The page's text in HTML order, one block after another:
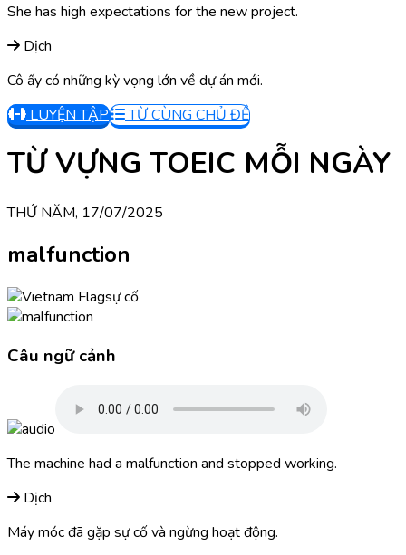
She has high expectations for the new project.
Dịch
Cô ấy có những kỳ vọng lớn về dự án mới.
LUYỆN TẬP
TỪ CÙNG CHỦ ĐỀ
TỪ VỰNG TOEIC MỖI NGÀY
THỨ NĂM, 17/07/2025
malfunction
sự cố
Câu ngữ cảnh
The machine had a malfunction and stopped working.
Dịch
Máy móc đã gặp sự cố và ngừng hoạt động.